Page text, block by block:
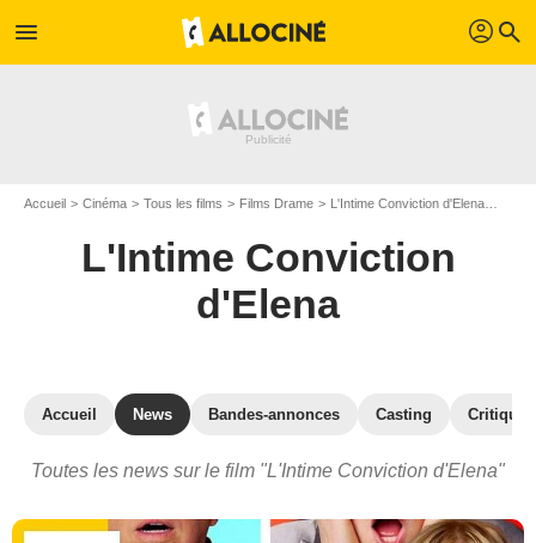
menu profil search
Accueil Cinéma Tous les films Films Drame L'Intime Conviction d'Elena
L'Intime Conviction
d'Elena
Accueil News Bandes-annonces Casting
Toutes les news sur le film "L'Intime Conviction d'Elena"